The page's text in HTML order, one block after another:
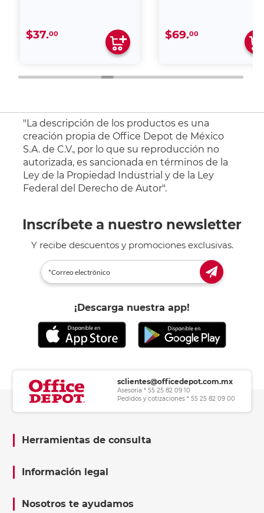
$37.00 $69.00
"La descripción de los productos es una
creación propia de Office Depot de México
S.A. de C.V., por lo que su reproducción no
autorizada, es sancionada en términos de la
Ley de la Propiedad Industrial y de la Ley
Federal del Derecho de Autor".
Inscríbete a nuestro newsletter
Y recibe descuentos y promociones exclusivas.
¡Descarga nuestra app!
sclientes@officedepot.com.mx
Asesoría * 55 25 82 09 10
Pedidos y cotizaciones * 55 25 82 09 00
Herramientas de consulta
Información legal
Nosotros te ayudamos